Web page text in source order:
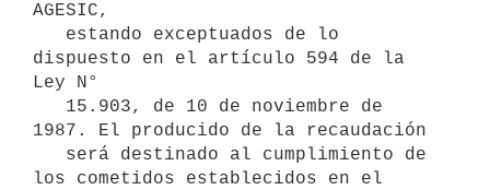
AGESIC,
dispuesto en el artículo 594 de la
Ley N°
1987. El producido de la recaudación
los cometidos establecidos en el